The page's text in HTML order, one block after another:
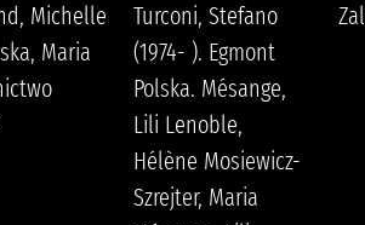
Michelle
Maria
Turconi, Stefano
(1974- ). Egmont
Polska. Mésange,
Lili Lenoble,
Hélène Mosiewicz-
Szrejter, Maria